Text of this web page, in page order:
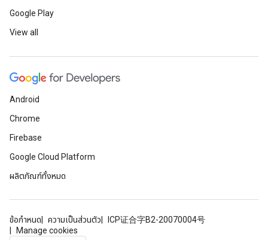
Google Play
View all
Android
Chrome
Firebase
Google Cloud Platform
ผลิตภัณฑ์ทั้งหมด
ข้อกำหนด ความเป็นส่วนตัว
ICP证合字B2-20070004号
Manage cookies